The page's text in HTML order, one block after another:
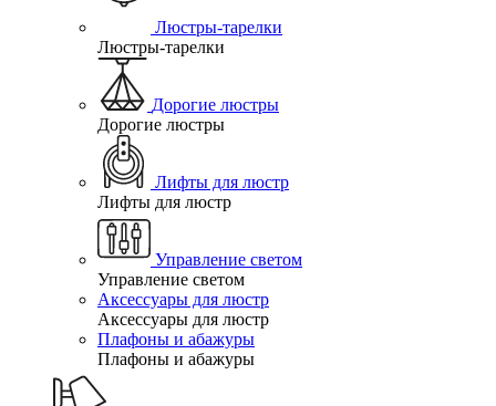
Люстры-тарелки
Люстры-тарелки
Дорогие люстры
Дорогие люстры
Лифты для люстр
Лифты для люстр
Управление светом
Управление светом
Аксессуары для люстр
Аксессуары для люстр
Плафоны и абажуры
Плафоны и абажуры